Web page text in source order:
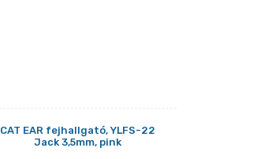
CAT EAR fejhallgató, YLFS-22
Jack 3,5mm, pink